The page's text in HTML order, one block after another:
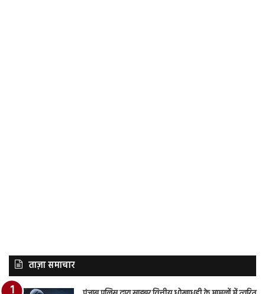
ताज़ा समाचार